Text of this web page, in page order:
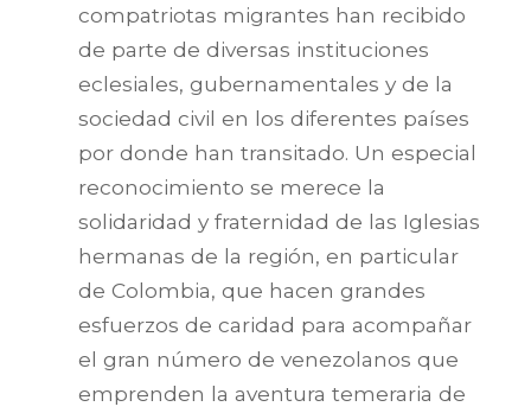
compatriotas migrantes han recibido
de parte de diversas instituciones
eclesiales, gubernamentales y de la
sociedad civil en los diferentes países
por donde han transitado. Un especial
reconocimiento se merece la
solidaridad y fraternidad de las Iglesias
hermanas de la región, en particular
de Colombia, que hacen grandes
esfuerzos de caridad para acompañar
el gran número de venezolanos que
emprenden la aventura temeraria de